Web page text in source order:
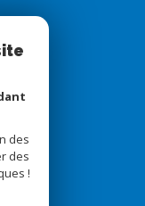
des
des
!